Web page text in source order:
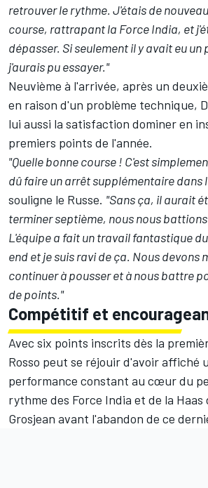
retrouver le rythme. J'étais de
course, rattrapant la Force India, et
dépasser. Si seulement il y avait eu un
j'aurais pu essayer."
Neuvième à l'arrivée, après un
en raison d'un problème technique,
lui aussi la satisfaction dominer en
premiers points de l'année.
"Quelle bonne course ! C'est
dû faire un arrêt supplémentaire dans
souligne le Russe. "Sans ça, il aurait
terminer septième, nous nous
L'équipe a fait un travail fantastique
end et je suis ravi de ça. Nous devons
continuer à pousser et à nous battre
de points."
Compétitif et
Avec six points inscrits dès la
Rosso peut se réjouir d'avoir affiché
performance constant au cœur du
rythme des Force India et de la Haas
Grosjean avant l'abandon de ce